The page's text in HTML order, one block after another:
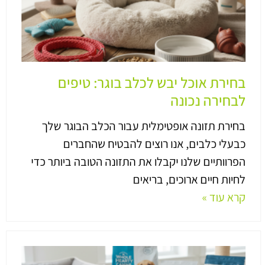
בחירת אוכל יבש לכלב בוגר: טיפים
לבחירה נכונה
בחירת תזונה אופטימלית עבור הכלב הבוגר שלך
כבעלי כלבים, אנו רוצים להבטיח שהחברים
הפרוותיים שלנו יקבלו את התזונה הטובה ביותר כדי
לחיות חיים ארוכים, בריאים
קרא עוד »